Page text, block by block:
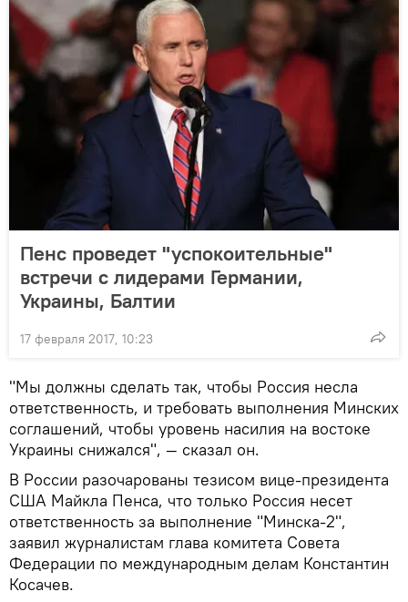
Пенс проведет "успокоительные"
встречи с лидерами Германии,
Украины, Балтии
17 февраля 2017, 10:23
"Мы должны сделать так, чтобы Россия несла
ответственность, и требовать выполнения Минских
соглашений, чтобы уровень насилия на востоке
Украины снижался", — сказал он.
В России разочарованы тезисом вице-президента
США Майкла Пенса, что только Россия несет
ответственность за выполнение "Минска-2",
заявил журналистам глава комитета Совета
Федерации по международным делам Константин
Косачев.